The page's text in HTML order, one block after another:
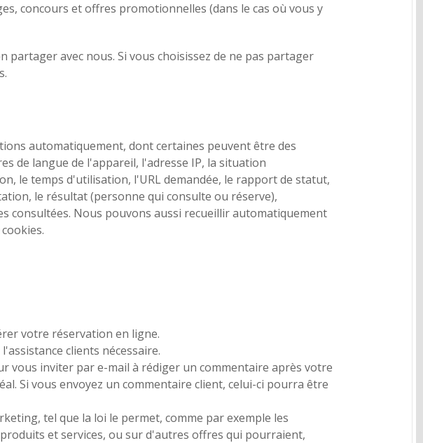
concours et offres promotionnelles (dans le cas où vous y
avec nous. Si vous choisissez de ne pas partager
automatiquement, dont certaines peuvent être des
de langue de l'appareil, l'adresse IP, la situation
le temps d'utilisation, l'URL demandée, le rapport de statut,
le résultat (personne qui consulte ou réserve),
consultées. Nous pouvons aussi recueillir automatiquement
votre réservation en ligne.
clients nécessaire.
vous inviter par e-mail à rédiger un commentaire après votre
Si vous envoyez un commentaire client, celui-ci pourra être
tel que la loi le permet, comme par exemple les
et services, ou sur d'autres offres qui pourraient,